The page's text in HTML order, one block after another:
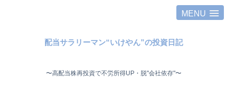
MENU
配当サラリーマン“いけやん”の投資日記 ​
〜高配当株再投資で不労所得UP・脱"会社依存"〜 ​